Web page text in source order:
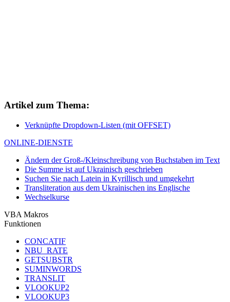
Artikel zum Thema:
Verknüpfte Dropdown-Listen (mit OFFSET)
ONLINE-DIENSTE
Ändern der Groß-/Kleinschreibung von Buchstaben im Text
Die Summe ist auf Ukrainisch geschrieben
Suchen Sie nach Latein in Kyrillisch und umgekehrt
Transliteration aus dem Ukrainischen ins Englische
Wechselkurse
VBA Makros
Funktionen
CONCATIF
NBU_RATE
GETSUBSTR
SUMINWORDS
TRANSLIT
VLOOKUP2
VLOOKUP3